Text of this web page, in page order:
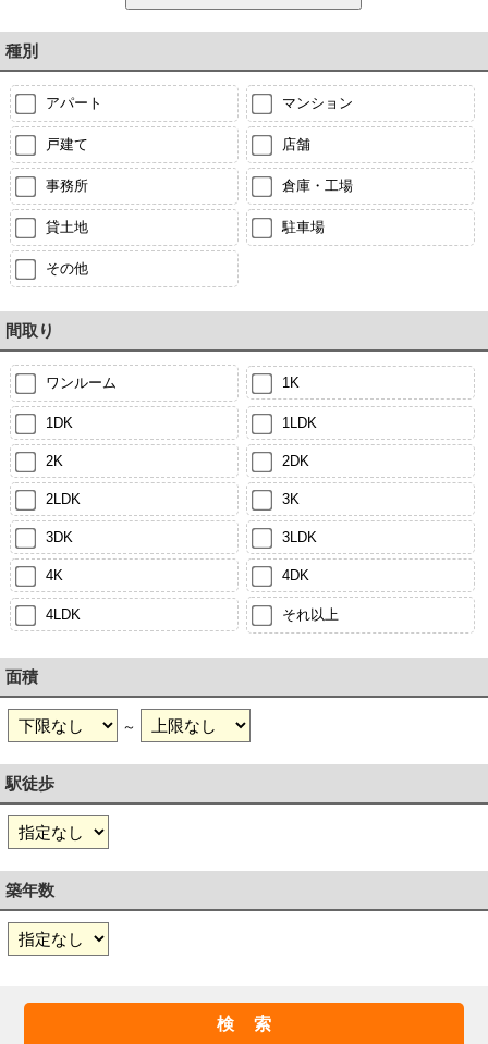
種別
アパート マンション
戸建て 店舗
事務所 倉庫・工場
貸土地 駐車場
その他
間取り
ワンルーム 1K
1DK 1LDK
2K 2DK
2LDK 3K
3DK 3LDK
4K 4DK
4LDK それ以上
面積
～
駅徒歩
築年数